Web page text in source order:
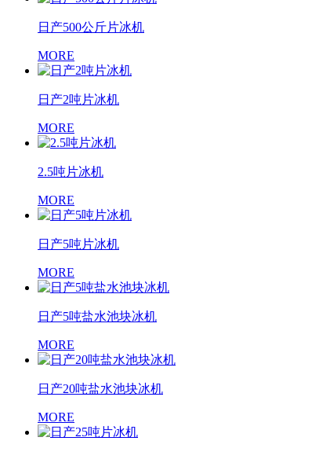
日产500公斤片冰机
MORE
日产2吨片冰机
MORE
2.5吨片冰机
MORE
日产5吨片冰机
MORE
日产5吨盐水池块冰机
MORE
日产20吨盐水池块冰机
MORE